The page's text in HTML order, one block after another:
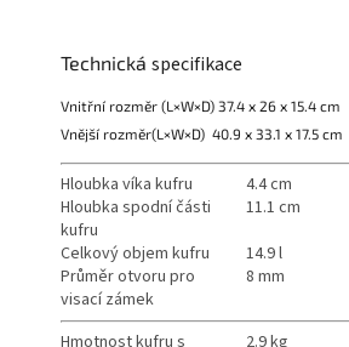
Technická specifikace
Vnitřní rozměr (L×W×D) 37.4 x 26 x 15.4 cm
Vnější rozměr(L×W×D) 40.9 x 33.1 x 17.5 cm
Hloubka víka kufru
4.4 cm
Hloubka spodní části
kufru
11.1 cm
Celkový objem kufru
14.9 l
Průměr otvoru pro
visací zámek
8 mm
Hmotnost kufru s
2.9 kg